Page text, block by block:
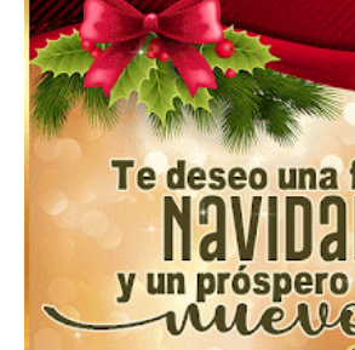
Te deseo una Feliz Navidad Marlene